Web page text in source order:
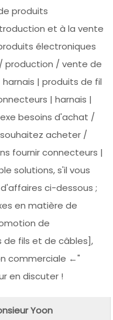
produits
et à la vente
électroniques
production / vente de
| produits de fil
| harnais |
besoins d'achat /
acheter /
fournir connecteurs |
solutions, s'il vous
ci-dessous ;
en matière de
de
de fils et de câbles],
commerciale ←"
en discuter !
Yoon